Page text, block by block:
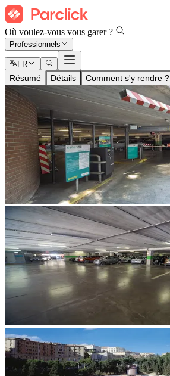
Où voulez-vous vous garer ?
Professionnels
FR
Résumé Détails Comment s'y rendre ?